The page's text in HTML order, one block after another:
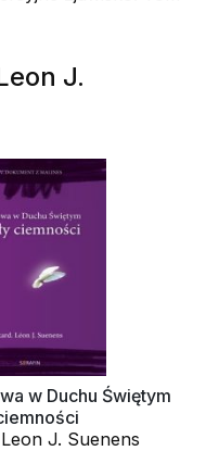
J.
w Duchu Świętym
J. Suenens